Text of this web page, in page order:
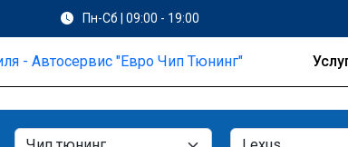
Пн-Сб | 09:00 - 19:00